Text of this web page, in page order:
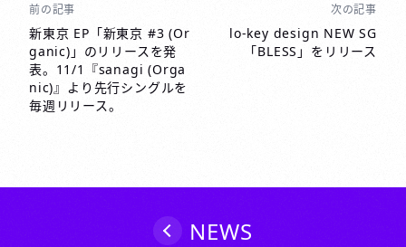
投
稿
ナ
ビ
ゲ
ン
前の記事
新東京 EP「新東京 #3 (Or
ganic)」のリリースを発
表。11/1『sanagi (Orga
nic)』より先行シングルを
毎週リリース。
次の記事
lo-key design NEW SG
「BLESS」をリリース
NEWS